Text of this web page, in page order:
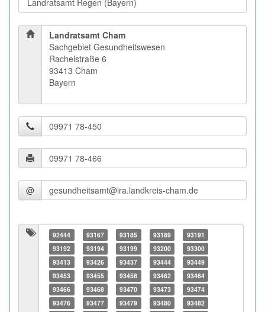
Landratsamt Cham
Sachgebiet Gesundheitswesen
Rachelstraße 6
93413 Cham
Bayern
@
92444 93167 93185 93189
93191
93192
93194 93199 93200
93300
93413
93426 93437 93444
93449
93453
93455 93458 93462
93464
93466
93468 93470 93473
93474
93476
93477 93479 93480 93482